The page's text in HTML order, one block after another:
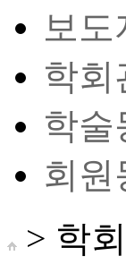
보도
학회
학술
회원
> 학